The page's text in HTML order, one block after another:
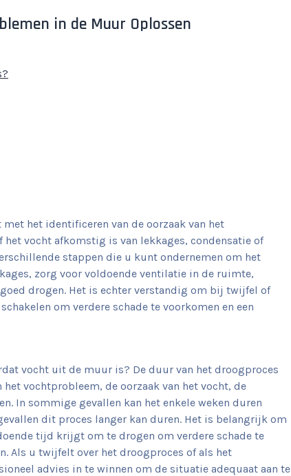
in de Muur Oplossen
het identificeren van de oorzaak van het
vocht afkomstig is van lekkages, condensatie of
stappen die u kunt ondernemen om het
zorg voor voldoende ventilatie in de ruimte,
drogen. Het is echter verstandig om bij twijfel of
om verdere schade te voorkomen en een
vocht uit de muur is? De duur van het droogproces
vochtprobleem, de oorzaak van het vocht, de
In sommige gevallen kan het enkele weken duren
dit proces langer kan duren. Het is belangrijk om
tijd krijgt om te drogen om verdere schade te
Als u twijfelt over het droogproces of als het
advies in te winnen om de situatie adequaat aan te